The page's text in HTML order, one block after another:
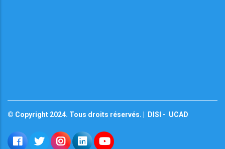
© Copyright 2024. Tous droits réservés. | DISI - UCAD